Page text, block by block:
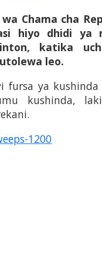
Chama cha
hiyo dhidi ya
katika
leo.
fursa ya
kushinda,